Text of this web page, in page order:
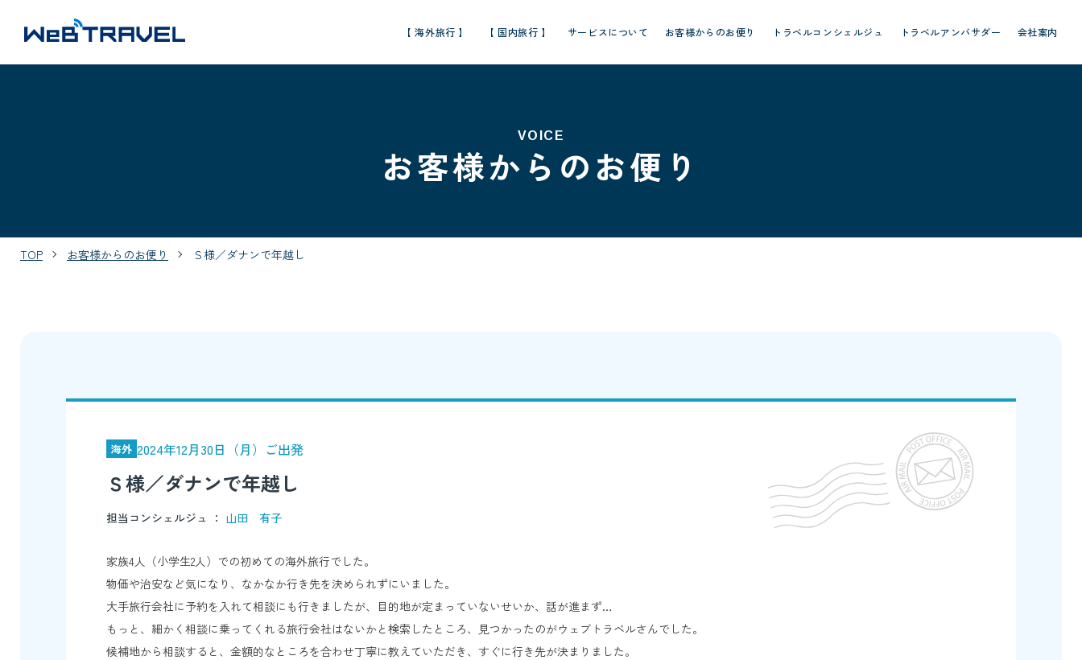
【 海外旅行 】 【 国内旅行 】 サービスについて お客様からのお便り トラベルコンシェルジュ トラベルアンバサダー 会社案内
VOICE
お客様からのお便り
TOP お客様からのお便り Ｓ様／ダナンで年越し
海外 2024年12月30日（月）ご出発
Ｓ様／ダナンで年越し
担当コンシェルジュ ： 山田 有子
家族4人（小学生2人）での初めての海外旅行でした。
物価や治安など気になり、なかなか行き先を決められずにいました。
大手旅行会社に予約を入れて相談にも行きましたが、目的地が定まっていないせいか、話が進まず…
もっと、細かく相談に乗ってくれる旅行会社はないかと検索したところ、見つかったのがウェブトラベルさんでした。
候補地から相談すると、金額的なところを合わせ丁寧に教えていただき、すぐに行き先が決まりました。